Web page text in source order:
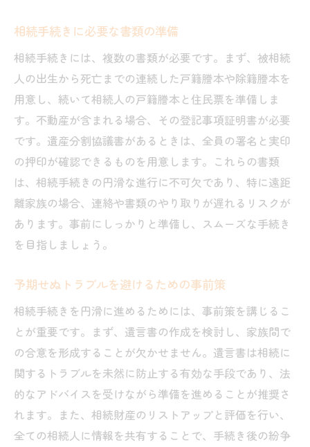
相続手続きに必要な書類の準備
相続手続きには、複数の書類が必要です。まず、被相続
人の出生から死亡までの連続した戸籍謄本や除籍謄本を
用意し、続いて相続人の戸籍謄本と住民票を準備しま
す。不動産が含まれる場合、その登記事項証明書が必要
です。遺産分割協議書があるときは、全員の署名と実印
の押印が確認できるものを用意します。これらの書類
は、相続手続きの円滑な進行に不可欠であり、特に遠距
離家族の場合、連絡や書類のやり取りが遅れるリスクが
あります。事前にしっかりと準備し、スムーズな手続き
を目指しましょう。
予期せぬトラブルを避けるための事前策
相続手続きを円滑に進めるためには、事前策を講じるこ
とが重要です。まず、遺言書の作成を検討し、家族間で
の合意を形成することが欠かせません。遺言書は相続に
関するトラブルを未然に防止する有効な手段であり、法
的なアドバイスを受けながら準備を進めることが推奨さ
れます。また、相続財産のリストアップと評価を行い、
全ての相続人に情報を共有することで、手続き後の紛争